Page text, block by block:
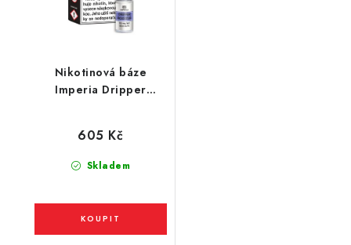
Nikotinová báze
Imperia Dripper
Skladem
605 Kč